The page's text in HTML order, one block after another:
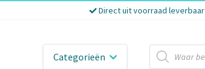
Direct uit voorraad leverbaar
Categorieën
Producten
zoeken